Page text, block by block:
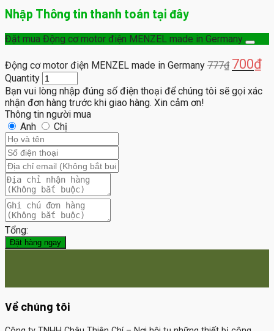
Nhập Thông tin thanh toán tại đây
Đặt mua Động cơ motor điện MENZEL made in Germany
Động cơ motor điện MENZEL made in Germany 777₫ 700₫
Quantity
Bạn vui lòng nhập đúng số điện thoại để chúng tôi sẽ gọi xác
nhận đơn hàng trước khi giao hàng. Xin cảm ơn!
Thông tin người mua
Anh
Chị
Tổng:
Đặt hàng ngay
Về chúng tôi